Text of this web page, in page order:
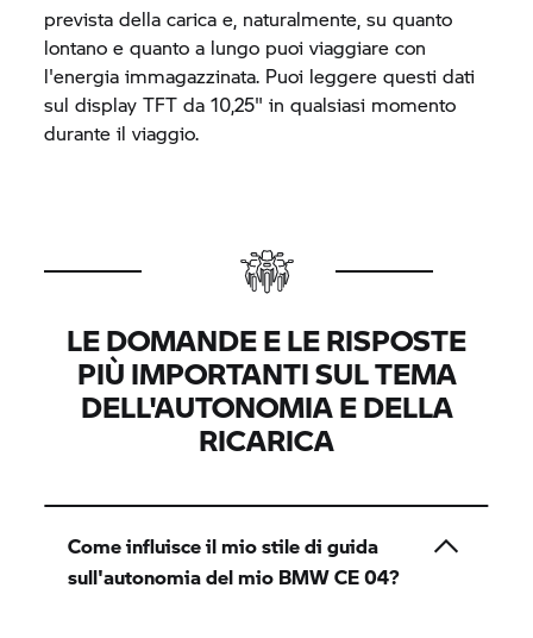
prevista della carica e, naturalmente, su quanto
lontano e quanto a lungo puoi viaggiare con
l'energia immagazzinata. Puoi leggere questi dati
sul display TFT da 10,25" in qualsiasi momento
durante il viaggio.
LE DOMANDE E LE RISPOSTE
PIÙ IMPORTANTI SUL TEMA
DELL'AUTONOMIA E DELLA
RICARICA
Come influisce il mio stile di guida
sull'autonomia del mio BMWCE 04?